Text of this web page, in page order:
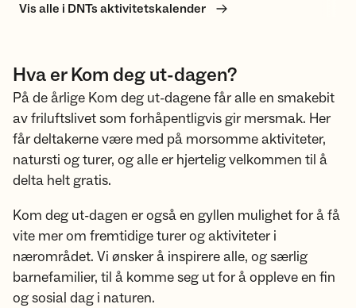
Vis alle i DNTs aktivitetskalender
Hva er Kom deg ut-dagen?
På de årlige Kom deg ut-dagene får alle en smakebit
av friluftslivet som forhåpentligvis gir mersmak. Her
får deltakerne være med på morsomme aktiviteter,
natursti og turer, og alle er hjertelig velkommen til å
delta helt gratis.
Kom deg ut-dagen er også en gyllen mulighet for å få
vite mer om fremtidige turer og aktiviteter i
nærområdet. Vi ønsker å inspirere alle, og særlig
barnefamilier, til å komme seg ut for å oppleve en fin
og sosial dag i naturen.